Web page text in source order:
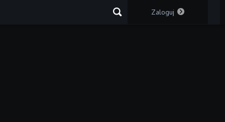
Zaloguj